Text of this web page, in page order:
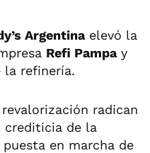
Argentinaelevó la
Refi Pampay
la refinería.
radican
crediticia de la
en marcha de